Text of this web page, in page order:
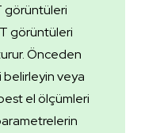
görüntüleri
görüntüleri
Önceden
belirleyin veya
el ölçümleri